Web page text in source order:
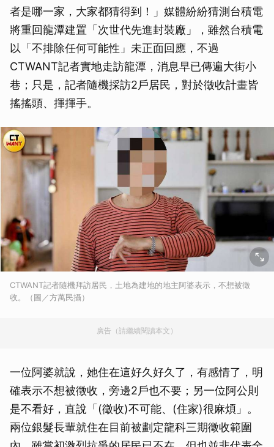
者是哪一家，大家都猜得到！」媒體紛紛猜測台積電
將重回龍潭建置「次世代先進封裝廠」，雖然台積電
以「不排除任何可能性」未正面回應，不過
CTWANT記者實地走訪龍潭，消息早已傳遍大街小
巷；只是，記者隨機採訪2戶居民，對於徵收計畫皆
搖搖頭、揮揮手。
CTWANT記者隨機拜訪居民，土地為建地的地主阿婆表示，不想被徵
收。（圖／方萬民攝）
廣告（請繼續閱讀本文）
一位阿婆就說，她住在這好久好久了，有感情了，明
確表示不想被徵收，旁邊2戶也不要；另一位阿公則
是不看好，直說「(徵收)不可能、(住家)很麻煩」。
兩位銀髮長輩就住在目前被劃定龍科三期徵收範圍